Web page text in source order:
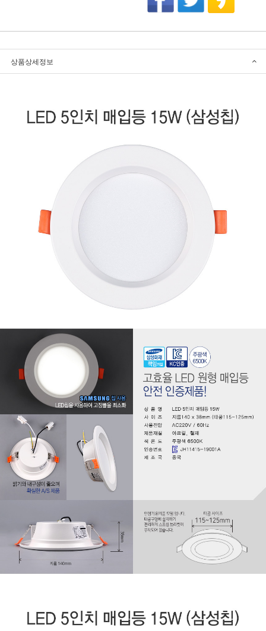
상품상세정보